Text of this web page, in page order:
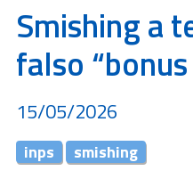
Smishing a
falso
15/05/2026
inps smishing